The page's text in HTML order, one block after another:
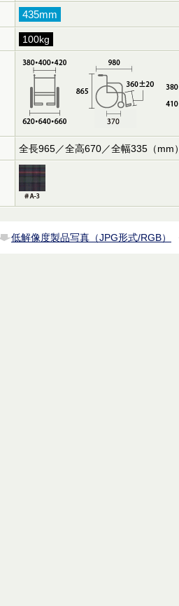
435mm
100kg
全長965／全高670／全幅335（mm）
低解像度製品写真（JPG形式/RGB）